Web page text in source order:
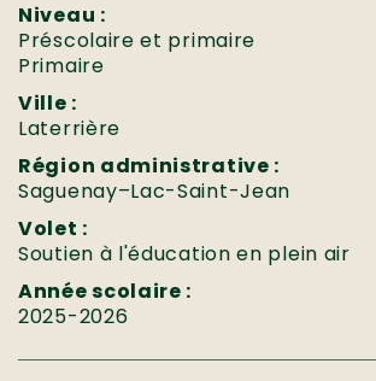
Niveau :
Préscolaire et primaire
Primaire
Ville :
Laterrière
Région administrative :
Saguenay–Lac-Saint-Jean
Volet :
Soutien à l'éducation en plein air
Année scolaire :
2025-2026